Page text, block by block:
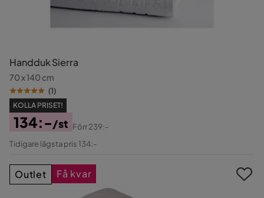
Handduk Sierra
70 x 140 cm
(1)
KOLLA PRISET!
Pris
134:-/st
Original
Förr239:-
Tidigare lägsta pris 134:-
Outlet Få kvar